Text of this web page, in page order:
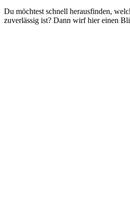
Du möchtest schnell herausfinden,
zuverlässig ist? Dann wirf hier einen